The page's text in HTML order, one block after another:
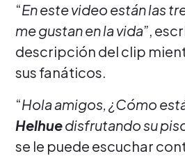
“En este video están las
me gustan en la vida”,
descripción del clip
sus fanáticos.
“Hola amigos, ¿Cómo
Helhuedisfrutando su
se le puede escuchar